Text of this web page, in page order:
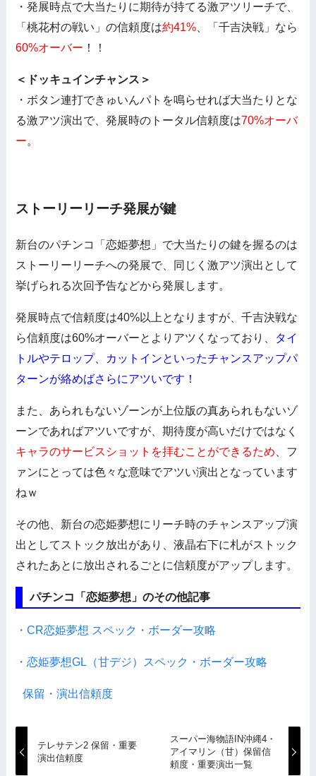
・発展時点で大当たりに期待が持てる激アツリーチで、
「桃花村の戦い」の信頼度は約41% 、「千吉決戦」なら
60%オーバー ！！
＜ドッキュインチャンス＞
・ボタン連打できゅいんパトを鳴らせれば大当たりとな
る激アツ演出で、発展時のトータル信頼度は70%オーバ
ー。
ストーリーリーチ発展が鍵
新台のパチンコ「恋姫夢想」で大当たりの鍵を握るのは
ストーリーリーチへの発展で、同じく激アツ演出として
挙げられる次回予告などから発展します。
発展時点で信頼度は40%以上となりますが、千吉決戦な
ら信頼度は60%オーバーとよりアツくなっており、 タイ
トルやテロップ、カットインといったチャンスアップパ
ターンが絡めばさらにアツいです！
また、あられもないゾーンが上位版の真あられもないゾ
ーンであればアツいですが、期待度が高いだけではなく
キャラのサービスショットを拝むことができるため、フ
ァンにとっては色々な意味でアツい演出となっています
ねｗ
その他、新台の恋姫夢想にリーチ時のチャンスアップ演
出としてストック放出があり、液晶右下に札がストック
されたあとに放出されるごとに信頼度がアップします。
パチンコ「恋姫夢想」のその他記事
・CR恋姫夢想 スペック・ボーダー攻略
・恋姫夢想GL（甘デジ）スペック・ボーダー攻略
保留・演出信頼度
テレサテン2 保留・重要
演出信頼度
スーパー海物語IN沖縄4・
アイマリン（甘）保留信
頼度・重要演出一覧